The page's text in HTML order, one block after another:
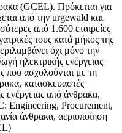
(GCEL). Πρόκειται για
από την urgewald και
από 1.600 εταιρείες
τους κατά μήκος της
όχι μόνο την
ηλεκτρικής ενέργειας
που ασχολούνται με τη
κατασκευαστές
ενέργειας από άνθρακα,
Engineering, Procurement,
άνθρακα, αεριοποίηση